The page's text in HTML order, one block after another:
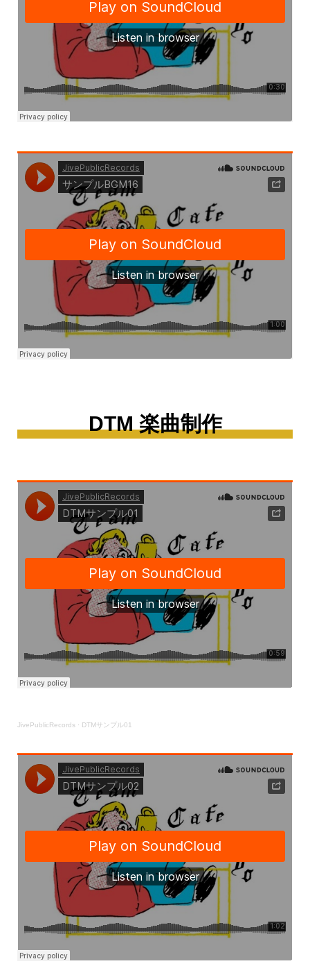
DTM 楽曲制作
JivePublicRecords· DTMサンプル01